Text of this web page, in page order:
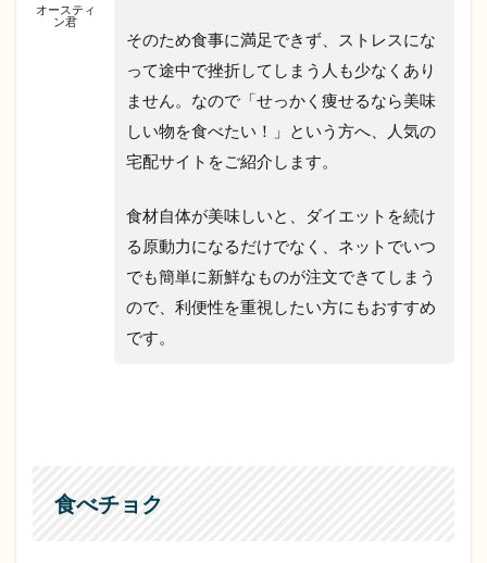
オースティ
ン君
そのため食事に満足できず、ストレスにな
って途中で挫折してしまう人も少なくあり
ません。なので「せっかく痩せるなら美味
しい物を食べたい！」という方へ、人気の
宅配サイトをご紹介します。
食材自体が美味しいと、ダイエットを続け
る原動力になるだけでなく、ネットでいつ
でも簡単に新鮮なものが注文できてしまう
ので、利便性を重視したい方にもおすすめ
です。
食べチョク